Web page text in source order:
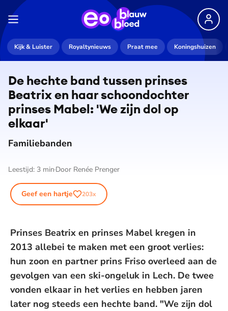
Kijk & Luister Royaltynieuws Praat mee Koningshuizen
De weergave van deze video vereist jouw
toestemming voor social media cookies.
De hechte band tussen prinses
Beatrix en haar schoon­doch­ter
prinses Mabel: 'We zijn dol op
elkaar'
Familiebanden
Leestijd: 3 min Door Renée Prenger
Geef een hartje 203x
Prinses Beatrix en prinses Mabel kregen in
2013 allebei te maken met een groot verlies:
hun zoon en partner prins Friso overleed aan de
gevolgen van een ski-ongeluk in Lech. De twee
vonden elkaar in het verlies en hebben jaren
later nog steeds een hechte band. "We zijn dol